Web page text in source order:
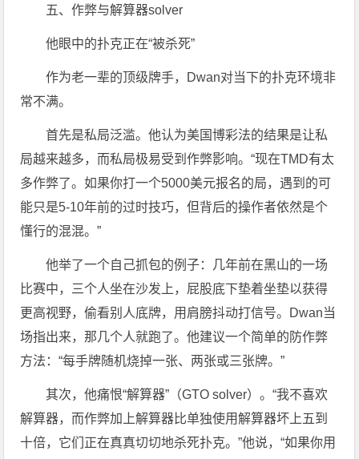
五、作弊与解算器solver
他眼中的扑克正在“被杀死”
作为老一辈的顶级牌手，Dwan对当下的扑克环境非
常不满。
首先是私局泛滥。他认为美国博彩法的结果是让私
局越来越多，而私局极易受到作弊影响。“现在TMD有太
多作弊了。如果你打一个5000美元报名的局，遇到的可
能只是5-10年前的过时技巧，但背后的操作者依然是个
懂行的混混。”
他举了一个自己抓包的例子：几年前在黑山的一场
比赛中，三个人坐在沙发上，屁股底下垫着坐垫以获得
更高视野，偷看别人底牌，用肩膀抖动打信号。Dwan当
场指出来，那几个人就跑了。他建议一个简单的防作弊
方法：“每手牌随机烧掉一张、两张或三张牌。”
其次，他痛恨“解算器”（GTO solver）。“我不喜欢
解算器，而作弊加上解算器比单独使用解算器坏上五到
十倍，它们正在真真切切地杀死扑克。”他说，“如果你用